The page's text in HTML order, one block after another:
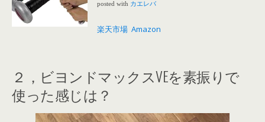
posted with カエレバ
楽天市場 Amazon
２，ビヨンドマックスVEを素振りで
使った感じは？